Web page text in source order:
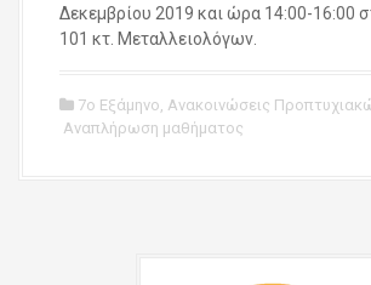
Δεκεμβρίου 2019 και ώρα 14:00-16:00
101 κτ. Μεταλλειολόγων.
7ο Εξάμηνο, Ανακοινώσεις
Αναπλήρωση μαθήματος